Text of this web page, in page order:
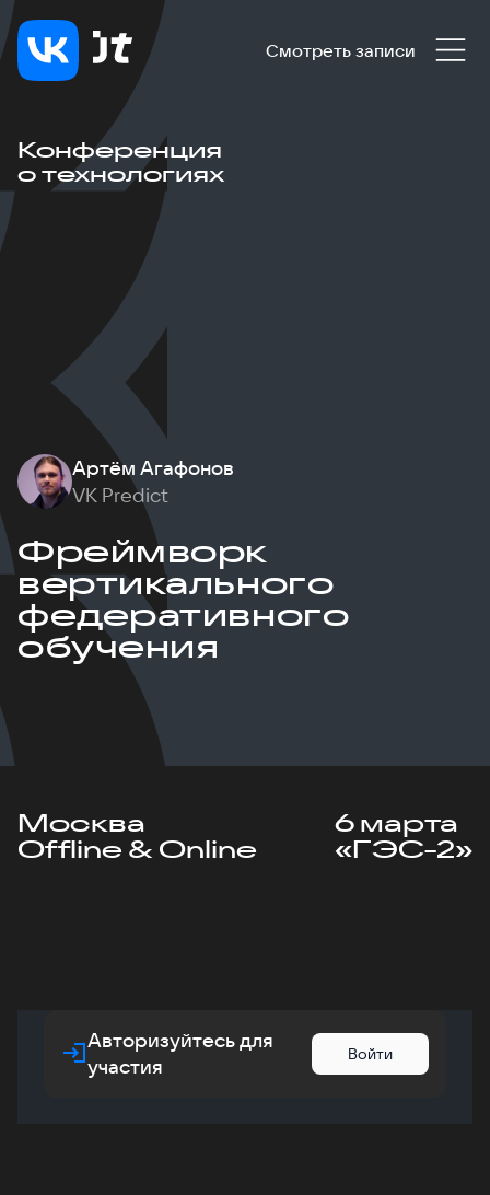
Смотреть записи
Конференция
о технологиях
Артём Агафонов
VK Predict
Фреймворк
вертикального
федеративного
обучения
Москва
Offline & Online
6 марта
«ГЭС-2»
Авторизуйтесь для
участия
Войти